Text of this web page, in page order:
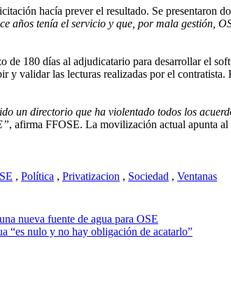
hacía prever el resultado. Se presentaron
años tenía el servicio y que, por mala gestión,
de 180 días al adjudicatario para desarrollar el
y validar las lecturas realizadas por el
un directorio que ha violentado todos los
, afirma FFOSE. La movilización actual apunta al
, Política , Privatizacion , Sociedad , Ventanas
nueva fuente de agua para OSE
“es nulo y no hay obligación de acatarlo”